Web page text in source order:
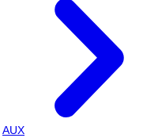
AUX